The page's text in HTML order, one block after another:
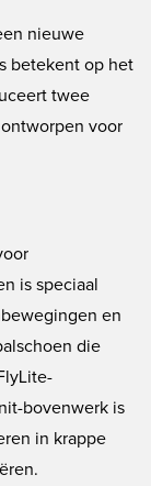
nieuwe
betekent op het
twee
voor
is speciaal
en
die
bovenwerk is
in krappe